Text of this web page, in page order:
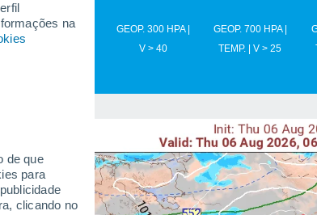
na
de que
para
clicando no
VENTO 10M |
GEOP. 300 HPA |
V > 40
GEOP. 700 HPA |
TEMP. | V > 25